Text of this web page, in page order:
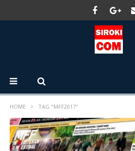
HOME TAG "MFF2017"